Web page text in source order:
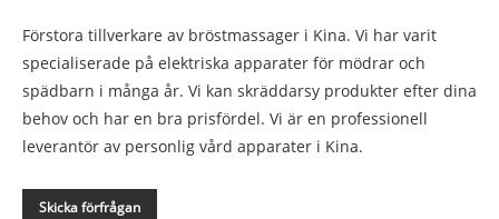
Förstora tillverkare av bröstmassager i Kina. Vi har varit
specialiserade på elektriska apparater för mödrar och
spädbarn i många år. Vi kan skräddarsy produkter efter dina
behov och har en bra prisfördel. Vi är en professionell
leverantör av personlig vård apparater i Kina.
Skicka förfrågan